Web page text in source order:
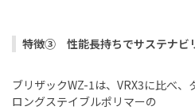
特徴③ 性能長持ちでサステナビ
ブリザックWZ-1 は、 VRX3に比べ、
ロングステイブルポリマーの